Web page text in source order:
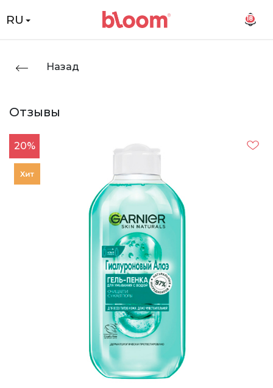
RU 18
Назад
Отзывы
20%